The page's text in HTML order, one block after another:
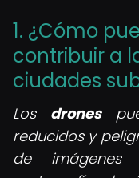
1. ¿Cómo
contribuir a
ciudades
Los drones
reducidos y
de